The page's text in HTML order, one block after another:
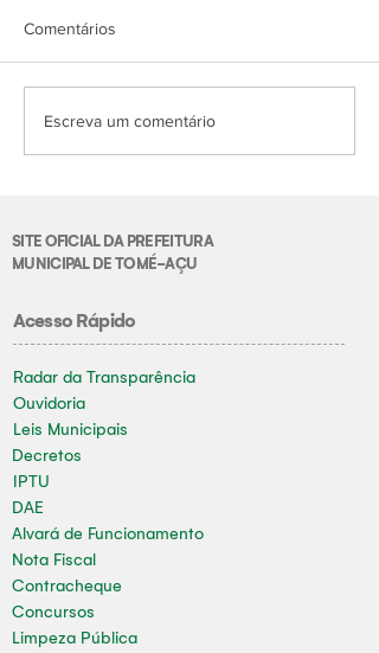
Comentários
Escreva um comentário
SITE OFICIAL DA PREFEITURA
MUNICIPAL DE TOMÉ-AÇU
Acesso Rápido
Radar da Transparência
Ouvidoria
Leis Municipais
Decretos
IPTU
DAE
Alvará de Funcionamento
Nota Fiscal
Contracheque
Concursos
Limpeza Pública